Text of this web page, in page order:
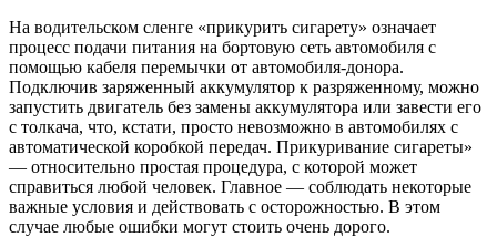
На водительском сленге «прикурить сигарету» означает
процесс подачи питания на бортовую сеть автомобиля с
помощью кабеля перемычки от автомобиля-донора.
Подключив заряженный аккумулятор к разряженному, можно
запустить двигатель без замены аккумулятора или завести его
с толкача, что, кстати, просто невозможно в автомобилях с
автоматической коробкой передач. Прикуривание сигареты»
— относительно простая процедура, с которой может
справиться любой человек. Главное — соблюдать некоторые
важные условия и действовать с осторожностью. В этом
случае любые ошибки могут стоить очень дорого.